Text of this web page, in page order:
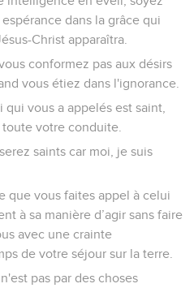
dans la grâce qui
Christ apparaîtra.
conformez pas aux désirs
vous étiez dans l'ignorance.
vous a appelés est saint,
toute votre conduite.
saints car moi, je suis
que vous faites appel à celui
à sa manière d’agir sans faire
avec une crainte
de votre séjour sur la terre.
pas par des choses